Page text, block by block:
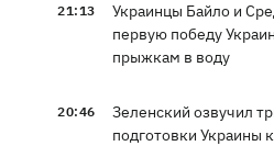
21:13
Украинцы Байло и
первую победу
прыжкам в воду
20:46
Зеленский озвучил
подготовки Украины